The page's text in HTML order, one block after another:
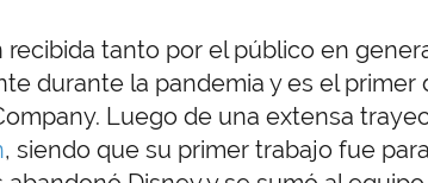
recibida tanto por el público en
durante la pandemia y es el
Luego de una extensa
, siendo que su primer trabajo fue para